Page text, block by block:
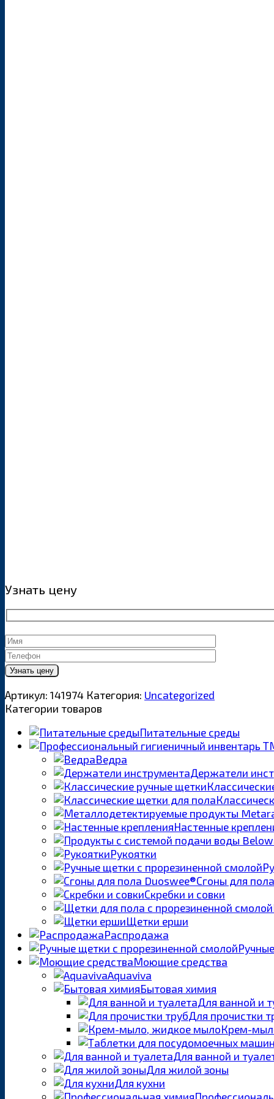
Узнать цену
Артикул: 141974 Категория: Uncategorized
Категории товаров
Питательные среды
Ведра
Держатели
Настенные
Рукоятки
Сгоны для
Скребки и совки
Щетки ерши
Распродажа
Моющие средства
Aquaviva
Бытовая химия
Для ванной и
Для прочистки
Крем-
Для ванной и
Для жилой зоны
Для кухни